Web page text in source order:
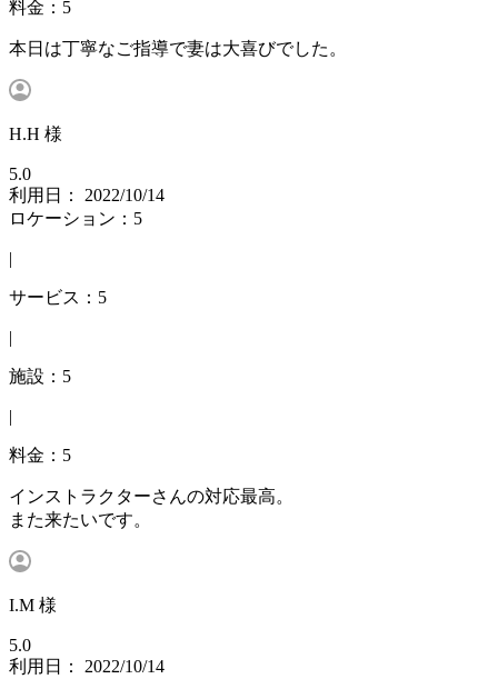
料金：5
本日は丁寧なご指導で妻は大喜びでした。
H.H 様
5.0
利用日： 2022/10/14
ロケーション：5
|
サービス：5
|
施設：5
|
料金：5
インストラクターさんの対応最高。
また来たいです。
I.M 様
5.0
利用日： 2022/10/14